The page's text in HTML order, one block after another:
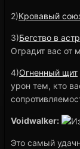
2)Кровавый
3)Бегство в
Оградит вас от
4)Огненный щит
урон тем, кто
Voidwalker:
Это самый